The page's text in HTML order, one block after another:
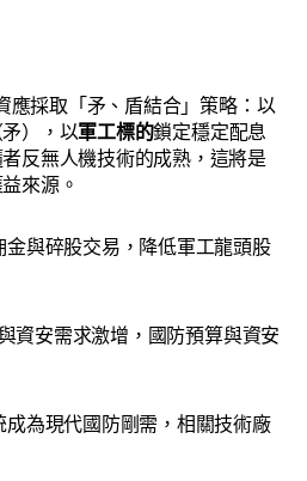
應採取「矛、盾結合」策略：以
），以軍工標的鎖定穩定配息
反無人機技術的成熟，這將是
來源。
金與碎股交易，降低軍工龍頭股
資安需求激增，國防預算與資安
成為現代國防剛需，相關技術廠